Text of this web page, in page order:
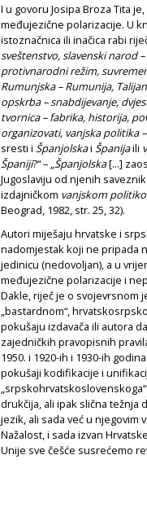
I u govoru Josipa Broza Tita
međujezične polarizacije. U
istoznačnica ili inačica rabi
sveštenstvo, slavenski narod
protivnarodni režim,
Rumunjska – Rumunija,
opskrba – snabdijevanje,
tvornica – fabrika, historija,
organizovati, vanjska politika
sresti i Španjolskai Španijaili
Španiji?“ – „ Španjolska[...]
Jugoslaviju od njenih
izdajničkom vanjskom
Beograd, 1982, str. 25, 32).
Autori miješaju hrvatske i
nadomjestak koji ne pripada
jedinicu (nedovoljan), a u
međujezične polarizacije i
Dakle, riječ je o svojevrsnom
„bastardnom“,
pokušaju izdavača ili autora
zajedničkih pravopisnih
1950. i 1920-ih i 1930-ih
pokušaji kodifikacije i
drukčija, ali ipak slična
jezik, ali sada već u njegovim
Nažalost, i sada izvan
Unije sve češće susrećemo